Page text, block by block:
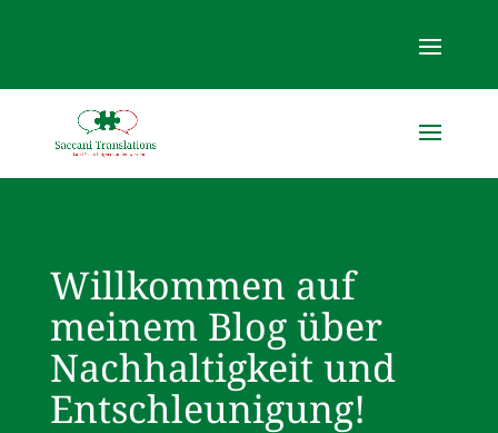
Willkommen auf
meinem Blog über
Nachhaltigkeit und
Entschleunigung!